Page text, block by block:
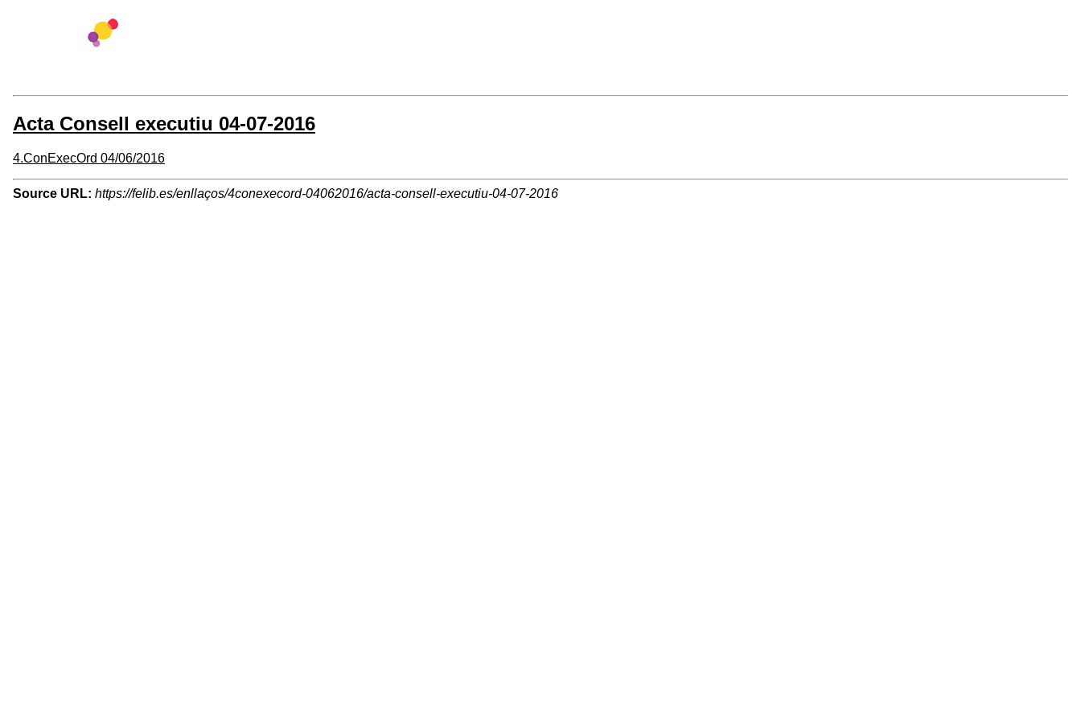
Acta Consell executiu 04-07-2016
4.ConExecOrd 04/06/2016
Source URL: https://felib.es/enllaços/4conexecord-04062016/acta-consell-executiu-04-07-2016